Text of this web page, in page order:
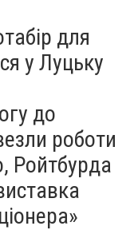
для
у Луцьку
до
роботи
Ройтбурда